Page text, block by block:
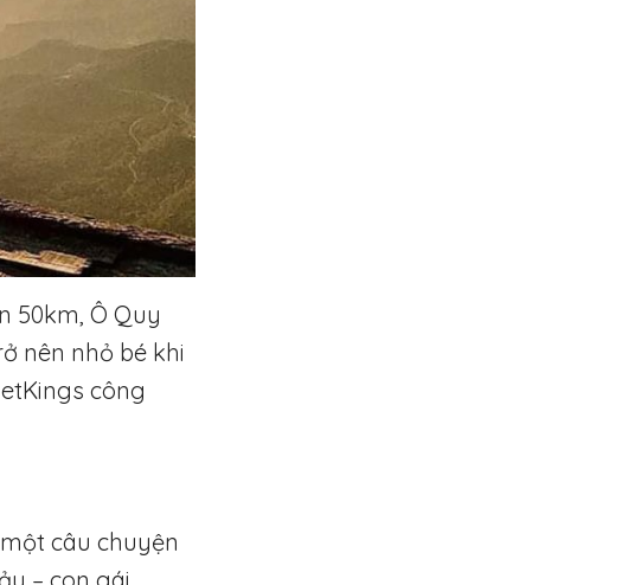
50km, Ô Quy
nên nhỏ bé khi
công
câu chuyện